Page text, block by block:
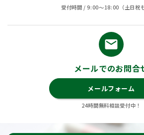
受付時間 / 9:00〜18:00（土日祝も
email
メールでのお問合
メールフォーム
24時間無料相談受付中！